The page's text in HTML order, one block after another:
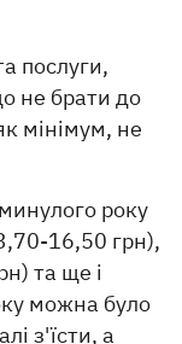
послуги,
не брати до
мінімум, не
року
16,50 грн),
та ще і
можна було
з'їсти, а